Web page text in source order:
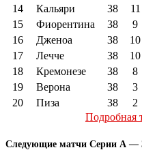
14
Кальяри 38 11
15
Фиорентина 38 9
16
Дженоа 38 10
17
Лечче 38 10
18
Кремонезе 38 8
19
Верона 38 3
20
Пиза 38 2
Подробная
Следующие матчи Серии А —